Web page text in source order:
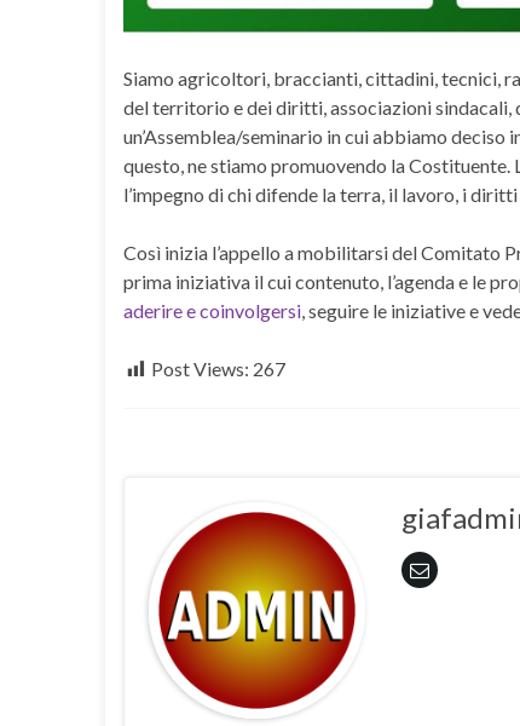
Siamo agricoltori, braccianti, cittadini, tecnici,
del territorio e dei diritti, associazioni
un’Assemblea/seminario in cui abbiamo deciso
questo, ne stiamo promuovendo la
l’impegno di chi difende la terra, il lavoro, i
Così inizia l’appello a mobilitarsi del Comitato
prima iniziativa il cui contenuto, l’agenda e le
aderire e coinvolgersi, seguire le iniziative e
Post Views: 267